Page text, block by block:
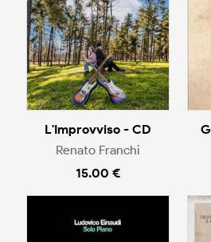
L'Improvviso - CD
Renato Franchi
15.00 €